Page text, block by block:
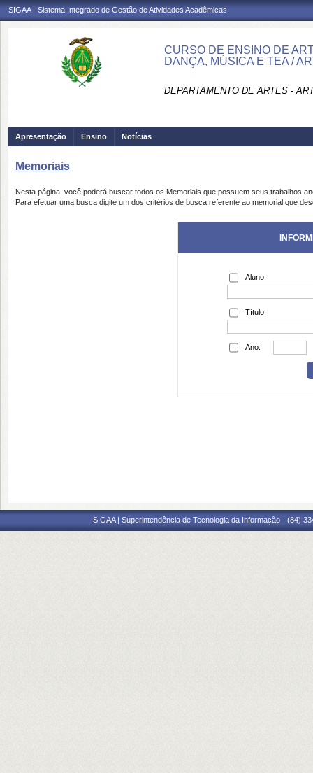
SIGAA - Sistema Integrado de Gestão de Atividades Acadêmicas
CURSO DE ENSINO DE
DANÇA, MÚSICA E TEA /
DEPARTAMENTO DE ARTES -
Apresentação Ensino Notícias
Memoriais
Nesta página, você poderá buscar todos os Memoriais que possuem seus trabalhos
Para efetuar uma busca digite um dos critérios de busca referente ao memorial que
Aluno:
Título:
Ano:
SIGAA | Superintendência de Tecnologia da Informação - (84)